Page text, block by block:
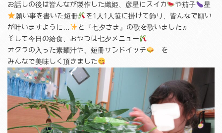
お話しの後は皆んなが製作した織姫、彦星にスイカ
や茄子
星
願い事を書いた短冊
を1人1人笹に掛けて飾り、皆んなで願い
が叶いますように…
と『七夕さま』の歌を歌いました♬
そして今日の給食、おやつは七夕メニュー
オクラの入った素麺汁や、短冊サンドイッチ
を
みんなで美味しく頂きました